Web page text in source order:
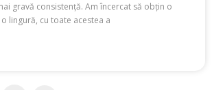
gravă consistență. Am încercat să obțin o
lingură, cu toate acestea a